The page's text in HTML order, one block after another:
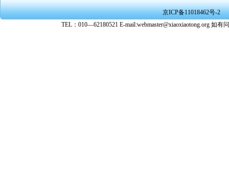
★ 在本
转载、
★ 参与
京ICP备11018462号-2
TEL：010—62180521 E-mail:webmaster@xiaoxiaotong.org 如